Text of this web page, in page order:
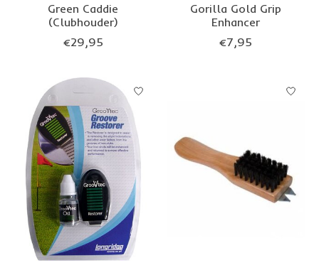
Green Caddie
(Clubhouder)
€29,95
Gorilla Gold Grip
Enhancer
€7,95